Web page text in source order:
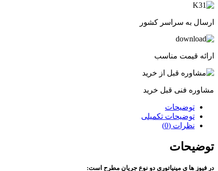
ارسال به سراسر کشور
ارائه قیمت مناسب
مشاوره فنی قبل خرید
توضیحات
توضیحات تکمیلی
نظرات (0)
توضیحات
در فیوز ها ی مینیاتوری دو نوع جریان مطرح است: